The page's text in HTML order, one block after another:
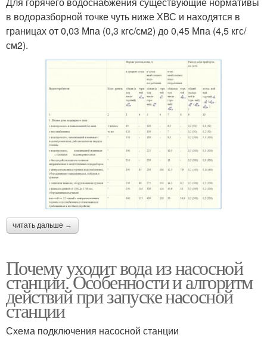
в водоразборной точке чуть ниже ХВС и находятся в
границах от 0,03 Мпа (0,3 кгс/см2) до 0,45 Мпа (4,5 кгс/
см2).
читать дальше →
Почему уходит вода из насосной
станции. Особенности и алгоритм
действий при запуске насосной
станции
Схема подключения насосной станции